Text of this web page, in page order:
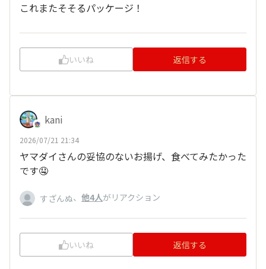
これまたそそるパッケージ！
いいね 返信する
kani
2026/07/21 21:34
ヤマダイさんの妥協のないお揚げ、食べてみたかった
です🤤
すざんぬ、 他4人がリアクション
いいね 返信する